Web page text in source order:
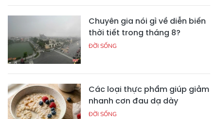
Chuyên gia nói gì về diễn biến
thời tiết trong tháng 8?
ĐỜI SỐNG
Các loại thực phẩm giúp giảm
nhanh cơn đau dạ dày
ĐỜI SỐNG